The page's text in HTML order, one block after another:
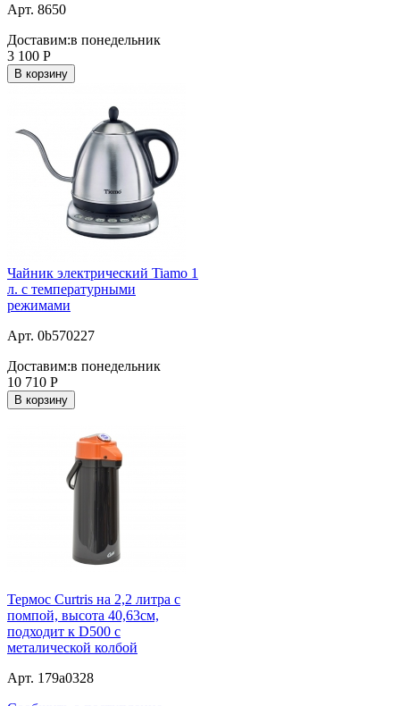
Арт. 8650
Доставим:в понедельник
3 100 Р
В корзину
Чайник электрический Tiamo 1
л. c температурными
режимами
Арт. 0b570227
Доставим:в понедельник
10 710 Р
В корзину
Термос Curtris на 2,2 литра с
помпой, высота 40,63см,
подходит к D500 с
металической колбой
Арт. 179a0328